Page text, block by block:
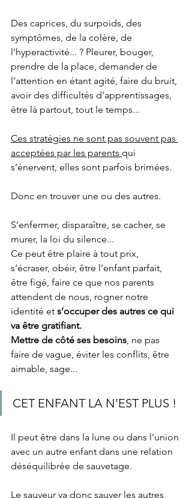
Des caprices, du surpoids, des
symptômes, de la colère, de
l’hyperactivité... ? Pleurer, bouger,
prendre de la place, demander de
l’attention en étant agité, faire du bruit,
avoir des difficultés d’apprentissages,
être là partout, tout le temps...
Ces stratégies ne sont pas souvent pas
acceptées par les parents qui
s’énervent, elles sont parfois brimées.
Donc en trouver une ou des autres.
S’enfermer, disparaître, se cacher, se
murer, la loi du silence...
Ce peut être plaire à tout prix,
s’écraser, obéir, être l’enfant parfait,
être figé, faire ce que nos parents
attendent de nous, rogner notre
identité et s’occuper des autres ce qui
va être gratifiant.
Mettre de côté ses besoins, ne pas
faire de vague, éviter les conflits, être
aimable, sage...
CET ENFANT LA N'EST PLUS !
Il peut être dans la lune ou dans l’union
avec un autre enfant dans une relation
déséquilibrée de sauvetage.
Le sauveur va donc sauver les autres,